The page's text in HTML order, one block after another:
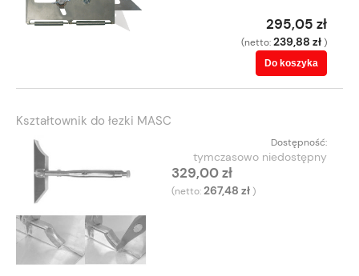
295,05 zł
(netto:239,88 zł )
Do koszyka
Kształtownik do łezki MASC
Dostępność:
tymczasowo niedostępny
329,00 zł
(netto:267,48 zł)